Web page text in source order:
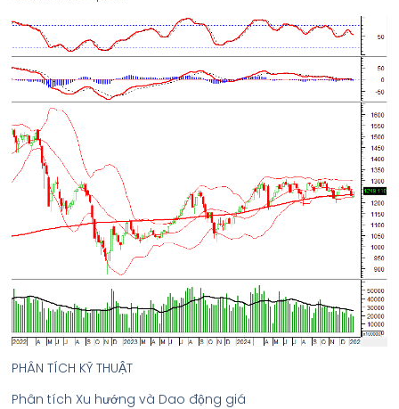
PHÂN TÍCH KỸ THUẬT
Phân tích Xu hướng và Dao động giá